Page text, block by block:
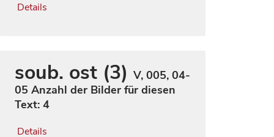
Details
soub. ost (3) V, 005, 04-
05 Anzahl der Bilder für diesen
Text: 4
Details